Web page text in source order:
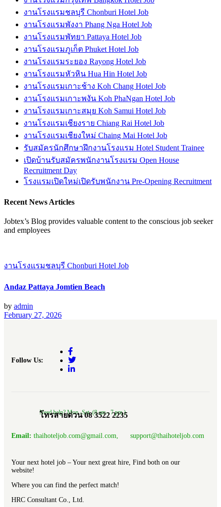
งานโรงแรมชลบุรี Chonburi Hotel Job
งานโรงแรมพังงา Phang Nga Hotel Job
งานโรงแรมพัทยา Pattaya Hotel Job
งานโรงแรมภูเก็ต Phuket Hotel Job
งานโรงแรมระยอง Rayong Hotel Job
งานโรงแรมหัวหิน Hua Hin Hotel Job
งานโรงแรมเกาะช้าง Koh Chang Hotel Job
งานโรงแรมเกาะพงัน Koh PhaNgan Hotel Job
งานโรงแรมเกาะสมุย Koh Samui Hotel Job
งานโรงแรมเชียงราย Chiang Rai Hotel Job
งานโรงแรมเชียงใหม่ Chaing Mai Hotel Job
รับสมัครนักศึกษาฝึกงานโรงแรม Hotel Student Trainee
เปิดบ้านรับสมัครพนักงานโรงแรม Open House
Recruitment Day
โรงแรมเปิดใหม่เปิดรับพนักงาน Pre-Opening Recruitment
Recent News Articles
Jobtex’s Blog provides valuable content to the conscious job seeker
and employees
งานโรงแรมชลบุรี Chonburi Hotel Job
Andaz Pattaya Jomtien Beach
by admin
February 27, 2026
Follow Us:
Need help? Mon.-Sat. (8 am.- 7 pm.)
โทรสายด่วน 08 3522 2235
Email: thaihoteljob.com@gmail.com, support@thaihoteljob.com
Your next hotel job – Your next great hire, Find both on our
website!
Where you can find the perfect match!
HRC Consultant Co., Ltd.